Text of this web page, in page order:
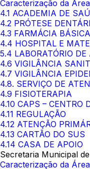
Caracterização da
4.1 ACADEMIA DE
4.2 PRÓTESE
4.3 FARMÁCIA BÁSICA
4.4 HOSPITAL E
5.4 LABORATÓRIO
4.6 VIGILÂNCIA
4.7 VIGILÂNCIA
4.8. SERVIÇO DE
4.9 FISIOTERAPIA
4.10 CAPS – CENTRO
4.11 REGULAÇÃO
4.12 ATENÇÃO
4.13 CARTÃO DO SUS
4.14 CASA DE APOIO
Secretaria Municipal
Caracterização da